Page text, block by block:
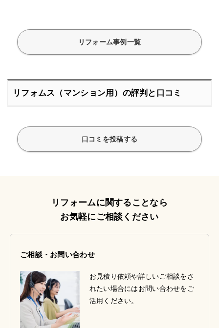
リフォーム事例一覧
リフォムス（マンション用）の評判と口コミ
口コミを投稿する
リフォームに関することなら
お気軽にご相談ください
ご相談・お問い合わせ
お見積り依頼や詳しいご相談をさ
れたい場合にはお問い合わせをご
活用ください。